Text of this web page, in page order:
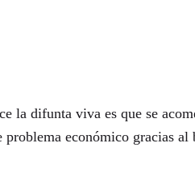
la difunta viva es que se
problema económico gracias